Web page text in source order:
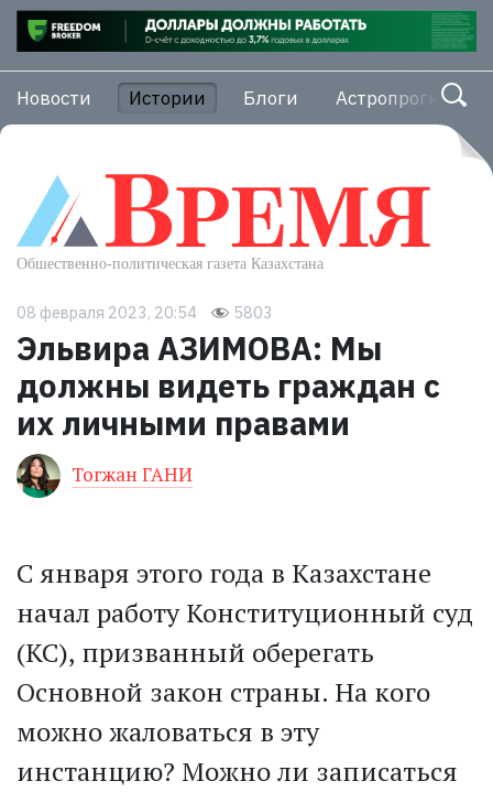
Новости Истории Блоги Астропрогноз
08 февраля 2023, 20:54 5803
Эльвира АЗИМОВА: Мы
должны видеть граждан с
их личными правами
Тогжан ГАНИ
С января этого года в Казахстане
начал работу Конституционный суд
(КС), призванный оберегать
Основной закон страны. На кого
можно жаловаться в эту
инстанцию? Можно ли записаться